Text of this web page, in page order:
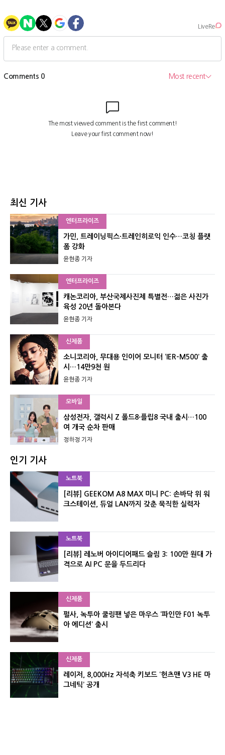
최신 기사
엔터프라이즈
가민, 트레이닝픽스·트레인히로익 인수…코칭 플랫
폼 강화
윤현종 기자
엔터프라이즈
캐논코리아, 부산국제사진제 특별전…젊은 사진가
육성 20년 돌아본다
윤현종 기자
신제품
소니코리아, 무대용 인이어 모니터 ‘IER-M500’ 출
시…14만9천 원
윤현종 기자
모바일
삼성전자, 갤럭시 Z 폴드8·플립8 국내 출시…100
여 개국 순차 판매
정하정 기자
인기 기사
노트북
[리뷰] GEEKOM A8 MAX 미니 PC: 손바닥 위 워
크스테이션, 듀얼 LAN까지 갖춘 묵직한 실력자
노트북
[리뷰] 레노버 아이디어패드 슬림 3: 100만 원대 가
격으로 AI PC 문을 두드리다
신제품
펄사, 녹투아 쿨링팬 넣은 마우스 ‘파인만 F01 녹투
아 에디션’ 출시
신제품
레이저, 8,000Hz 자석축 키보드 ‘헌츠맨 V3 HE 마
그네틱’ 공개